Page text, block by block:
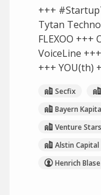
+++
Tytan
FLEXOO +++
VoiceLine
+++ YOU(th)
Secfix
Bayern
Venture Stars
Alstin Capital
Henrich Blase